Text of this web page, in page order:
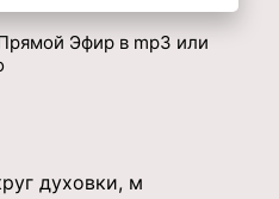
Эфир в mp3 или
духовки, м